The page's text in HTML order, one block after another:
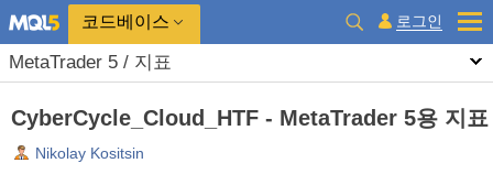
코드베이스 로그인
MetaTrader 5 / 지표
CyberCycle_Cloud_HTF - MetaTrader 5용 지표
Nikolay Kositsin